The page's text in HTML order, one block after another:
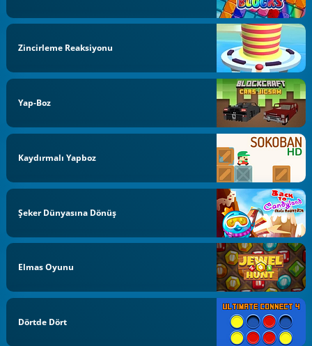
Zincirleme Reaksiyonu
Yap-Boz
Kaydırmalı Yapboz
Şeker Dünyasına Dönüş
Elmas Oyunu
Dörtde Dört